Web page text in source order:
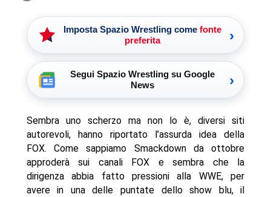
Imposta Spazio Wrestling come fonte
preferita
›
Segui Spazio Wrestling su Google
News
›
Sembra uno scherzo ma non lo è, diversi siti
autorevoli, hanno riportato l’assurda idea della
FOX. Come sappiamo Smackdown da ottobre
approderà sui canali FOX e sembra che la
dirigenza abbia fatto pressioni alla WWE, per
avere in una delle puntate dello show blu, il